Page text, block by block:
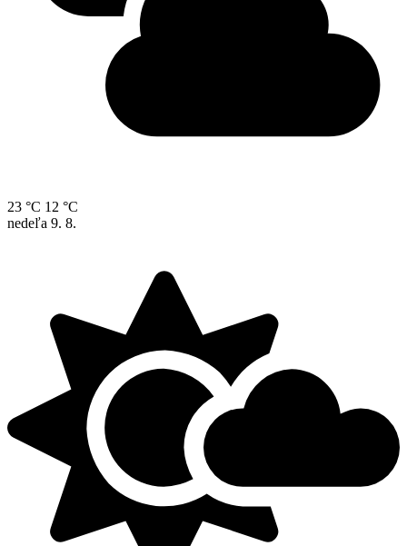
23 °C 12 °C
nedeľa 9. 8.